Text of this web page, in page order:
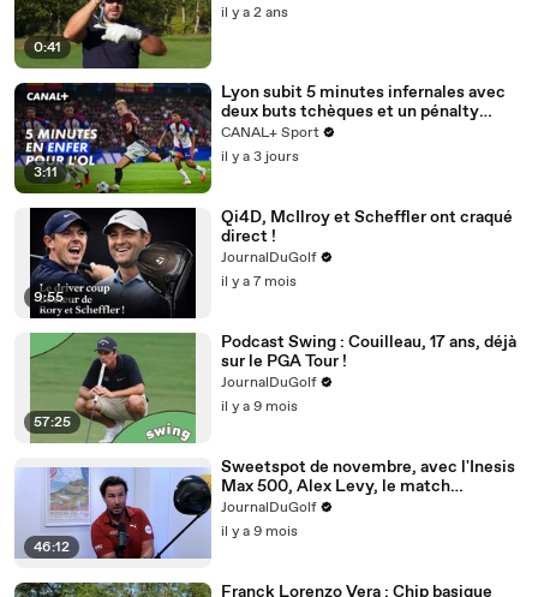
0:41
il y a 2 ans
3:11
Lyon subit 5 minutes infernales avec
deux buts tchèques et un pénalty
manqué - Ligue des champions 2026-
2027
CANAL+ Sport
il y a 3 jours
9:55
Qi4D, McIlroy et Scheffler ont craqué
direct !
JournalDuGolf
il y a 7 mois
57:25
Podcast Swing : Couilleau, 17 ans, déjà
sur le PGA Tour !
JournalDuGolf
il y a 9 mois
46:12
Sweetspot de novembre, avec l'Inesis
Max 500, Alex Levy, le match
persimon / titane et même la hype des
niveaux à bulle !
JournalDuGolf
il y a 9 mois
Franck Lorenzo Vera : Chip basique